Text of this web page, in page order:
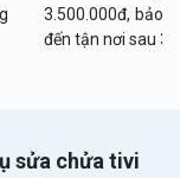
3.500.000đ, bảo
đến tận nơi sau
sửa chửa tivi